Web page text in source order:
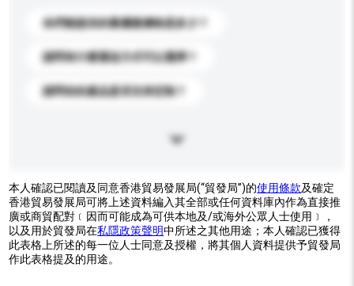
你們能提供的最優惠價格是多少？
請問有什麼運送方式可以選擇？
請問你的產品是否支持定制？
本人確認已閱讀及同意香港貿易發展局(“貿發局”)的使用條款及確定
香港貿易發展局可將上述資料編入其全部或任何資料庫內作為直接推
廣或商貿配對﹝因而可能成為可供本地及/或海外公眾人士使用﹞，
以及用於貿發局在私隱政策聲明中所述之其他用途；本人確認已獲得
此表格上所述的每一位人士同意及授權，將其個人資料提供予貿發局
作此表格提及的用途。